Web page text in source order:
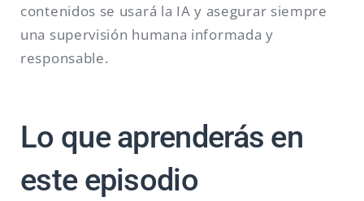
contenidos se usará la IA y asegurar siempre
una supervisión humana informada y
responsable.
Lo que aprenderás en
este episodio